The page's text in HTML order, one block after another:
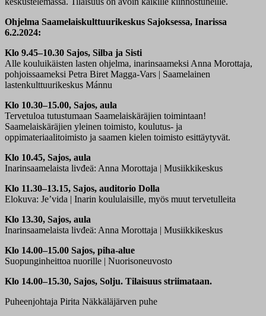
Ohjelma Saamelaiskulttuurikeskus Sajoksessa, Inarissa
6.2.2024:
Klo 9.45–10.30 Sajos, Silba ja Sisti
Alle kouluikäisten lasten ohjelma, inarinsaameksi Anna Morottaja,
pohjoissaameksi Petra Biret Magga-Vars | Saamelainen
lastenkulttuurikeskus Mánnu
Klo 10.30–15.00, Sajos, aula
Tervetuloa tutustumaan Saamelaiskäräjien toimintaan!
Saamelaiskäräjien yleinen toimisto, koulutus- ja
oppimateriaalitoimisto ja saamen kielen toimisto esittäytyvät.
Klo 10.45, Sajos, aula
Inarinsaamelaista livđeä: Anna Morottaja | Musiikkikeskus
Klo 11.30–13.15, Sajos, auditorio Dolla
Elokuva: Je’vida | Inarin koululaisille, myös muut tervetulleita
Klo 13.30, Sajos, aula
Inarinsaamelaista livđeä: Anna Morottaja | Musiikkikeskus
Klo 14.00–15.00 Sajos, piha-alue
Suopunginheittoa nuorille | Nuorisoneuvosto
Klo 14.00–15.30, Sajos, Solju. Tilaisuus striimataan.
Puheenjohtaja Pirita Näkkäläjärven puhe